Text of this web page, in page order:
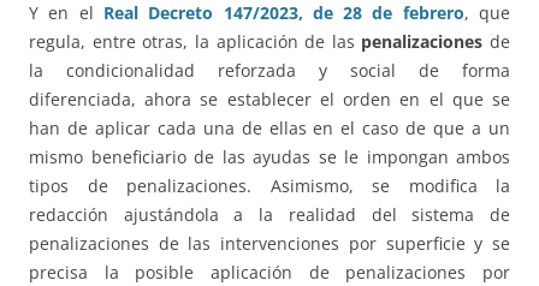
Y en el Real Decreto 147/2023, de 28 de febrero, que
regula, entre otras, la aplicación de las penalizaciones de
la condicionalidad reforzada y social de forma
diferenciada, ahora se establecer el orden en el que se
han de aplicar cada una de ellas en el caso de que a un
mismo beneficiario de las ayudas se le impongan ambos
tipos de penalizaciones. Asimismo, se modifica la
redacción ajustándola a la realidad del sistema de
penalizaciones de las intervenciones por superficie y se
precisa la posible aplicación de penalizaciones por